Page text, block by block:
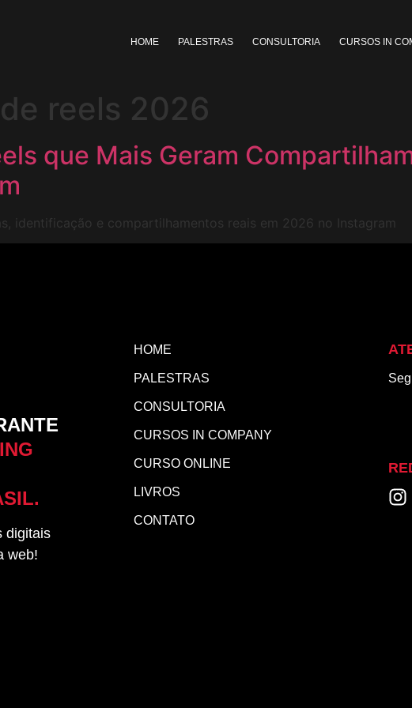
HOME PALESTRAS CONSULTORIA CURSOS IN
reels 2026
que Mais Geram
identificação e compartilhamentos reais em 2026 no Instagram
digitais
web!
HOME
PALESTRAS
CONSULTORIA
CURSOS IN COMPANY
CURSO ONLINE
LIVROS
CONTATO